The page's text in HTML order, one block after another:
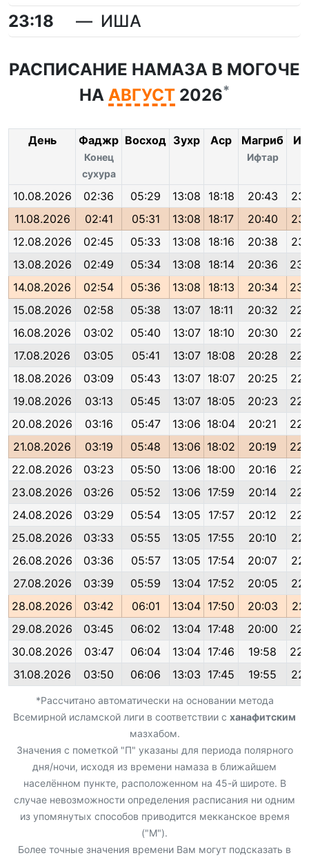
23:18 ИША
РАСПИСАНИЕ НАМАЗА В МОГОЧЕ
НА АВГУСТ 2026*
День Фаджр
Конец
сухура
Восход Зухр Аср Магриб
Ифтар
10.08.2026 02:36 05:29 13:08 18:18 20:43
11.08.2026
02:41 05:31 13:08 18:17 20:40
12.08.2026
02:45 05:33 13:08 18:16 20:38
13.08.2026
02:49 05:34 13:08 18:14 20:36
14.08.2026
02:54 05:36 13:08 18:13 20:34
15.08.2026
02:58 05:38 13:07 18:11 20:32
16.08.2026
03:02 05:40 13:07 18:10 20:30
17.08.2026
03:05 05:41 13:07 18:08 20:28
18.08.2026
03:09 05:43 13:07 18:07 20:25
19.08.2026
03:13 05:45 13:07 18:05 20:23
20.08.2026
03:16 05:47 13:06 18:04 20:21
21.08.2026
03:19 05:48 13:06 18:02 20:19
22.08.2026
03:23 05:50 13:06 18:00 20:16
23.08.2026
03:26 05:52 13:06 17:59 20:14
24.08.2026
03:29 05:54 13:05 17:57 20:12
25.08.2026
03:33 05:55 13:05 17:55 20:10
26.08.2026
03:36 05:57 13:05 17:54 20:07
27.08.2026
03:39 05:59 13:04 17:52 20:05
28.08.2026
03:42 06:01 13:04 17:50 20:03
29.08.2026
03:45 06:02 13:04 17:48 20:00
30.08.2026
03:47 06:04 13:04 17:46 19:58
31.08.2026
03:50 06:06 13:03 17:45 19:55
*Рассчитано автоматически на основании метода
Всемирной исламской лиги в соответствии с ханафитским
мазхабом.
Значения с пометкой "П" указаны для периода полярного
дня/ночи, исходя из времени намаза в ближайшем
населённом пункте, расположенном на 45-й широте. В
случае невозможности определения расписания ни одним
из упомянутых способов приводится мекканское время
("М").
Более точные значения времени Вам могут подсказать в